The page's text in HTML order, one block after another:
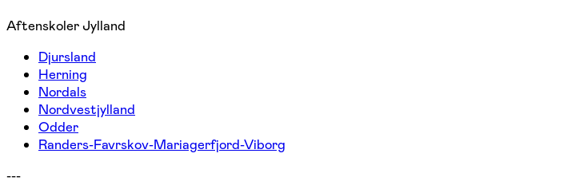
Aftenskoler Jylland
Djursland
Herning
Nordals
Nordvestjylland
Odder
Randers-Favrskov-Mariagerfjord-Viborg
---